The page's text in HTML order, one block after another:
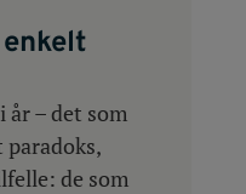
år – det som
de som